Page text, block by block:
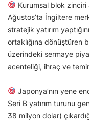
Kurumsal blok zinciri
Ağustos’ta İngiltere
stratejik yatırım
ortaklığına dönüştüren
üzerindeki sermaye
acenteliği, ihraç ve
Japonya’nın yene
Seri B yatırım turunu
38 milyon dolar)